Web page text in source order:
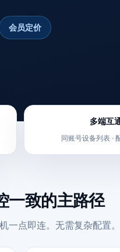
会员定价
多端互
同账号设备列表 ·
一致的主路径
点即连。无需复杂配置。